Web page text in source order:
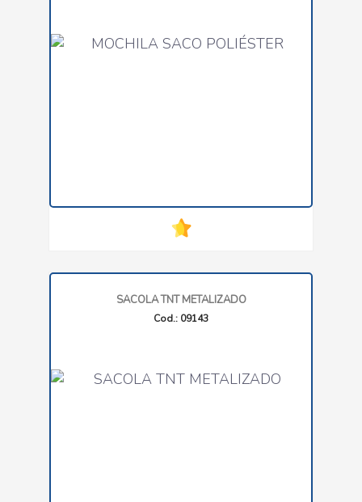
SACOLA TNT METALIZADO
Cod.: 09143